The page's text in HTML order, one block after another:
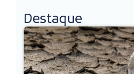
Destaque